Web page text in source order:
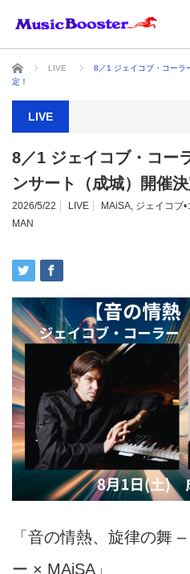
ホーム LIVE
8／1 ジェイコブ・コーラ
定！
LIVE
8／1 ジェイコブ・コー
ンサート（成城）開催決
2026/5/22 LIVE MAiSA, ジェイコブ•
MAN
「音の情熱、旋律の舞 –
ー × MAiSA 」